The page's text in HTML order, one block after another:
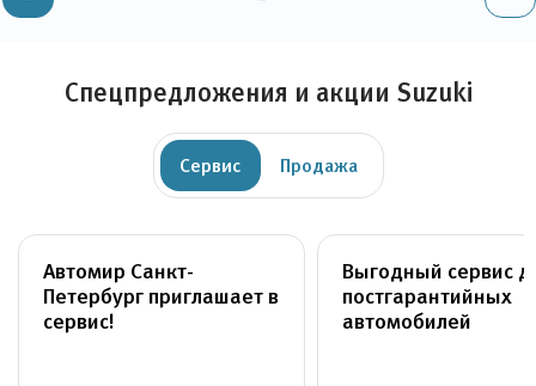
Спецпредложения и акции Suzuki
Сервис Продажа
Автомир Санкт-
Петербург приглашает в
сервис!
Выгодный сервис
постгарантийных
автомобилей